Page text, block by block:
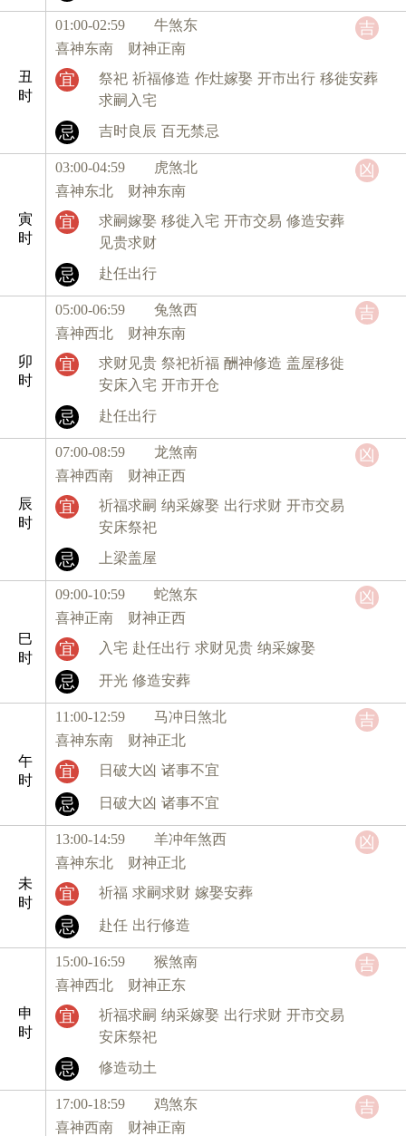
丑
时
01:00-02:59 牛煞东
喜神东南 财神正南
宜 祭祀 祈福修造 作灶嫁娶 开市出行 移徙安葬
求嗣入宅
忌 吉时良辰 百无禁忌
吉
寅
时
03:00-04:59 虎煞北
喜神东北 财神东南
宜 求嗣嫁娶 移徙入宅 开市交易 修造安葬
见贵求财
忌 赴任出行
凶
卯
时
05:00-06:59 兔煞西
喜神西北 财神东南
宜 求财见贵 祭祀祈福 酬神修造 盖屋移徙
安床入宅 开市开仓
忌 赴任出行
吉
辰
时
07:00-08:59 龙煞南
喜神西南 财神正西
宜 祈福求嗣 纳采嫁娶 出行求财 开市交易
安床祭祀
忌 上梁盖屋
凶
巳
时
09:00-10:59 蛇煞东
喜神正南 财神正西
宜 入宅 赴任出行 求财见贵 纳采嫁娶
忌 开光 修造安葬
凶
午
时
11:00-12:59 马冲日煞北
喜神东南 财神正北
宜 日破大凶 诸事不宜
忌 日破大凶 诸事不宜
吉
未
时
13:00-14:59 羊冲年煞西
喜神东北 财神正北
宜 祈福 求嗣求财 嫁娶安葬
忌 赴任 出行修造
凶
申
时
15:00-16:59 猴煞南
喜神西北 财神正东
宜 祈福求嗣 纳采嫁娶 出行求财 开市交易
安床祭祀
忌 修造动土
吉
17:00-18:59 鸡煞东
喜神西南 财神正南
吉